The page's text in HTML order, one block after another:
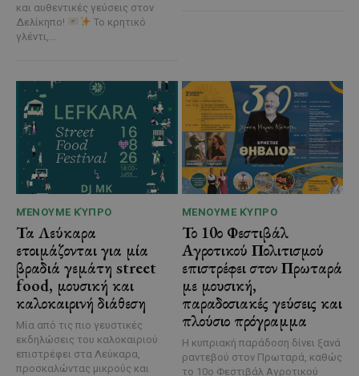
και αυθεντικές γεύσεις στον
Δελίκηπο!
Το κρητικό
γλέντι,...
ΜΈΝΟΥΜΕ ΚΎΠΡΟ
Τα Λεύκαρα
ετοιμάζονται για μία
βραδιά γεμάτη street
food, μουσική και
καλοκαιρινή διάθεση
Μία από τις πιο γευστικές
εκδηλώσεις του καλοκαιριού
επιστρέφει στα Λεύκαρα,
προσκαλώντας μικρούς και
ΜΈΝΟΥΜΕ ΚΎΠΡΟ
Το 10ο Φεστιβάλ
Αγροτικού Πολιτισμού
επιστρέφει στον Πρωταρά
με μουσική,
παραδοσιακές γεύσεις και
πλούσιο πρόγραμμα
Η κυπριακή παράδοση δίνει ξανά
ραντεβού στον Πρωταρά, καθώς
το 10ο Φεστιβάλ Αγροτικού